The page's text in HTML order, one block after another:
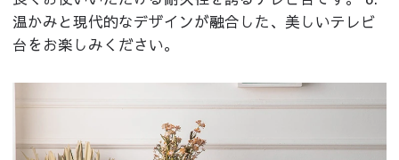
温かみと現代的なデザインが融合した、美しいテレビ
台をお楽しみください。